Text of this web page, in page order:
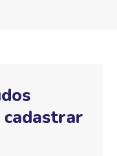
cadastrar